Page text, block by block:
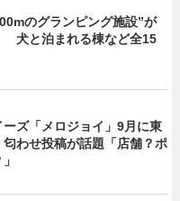
のグランピング施設”が
犬と泊まれる棟など全15
ズ「メロジョイ」9月に東
わせ投稿が話題「店舗？ポ